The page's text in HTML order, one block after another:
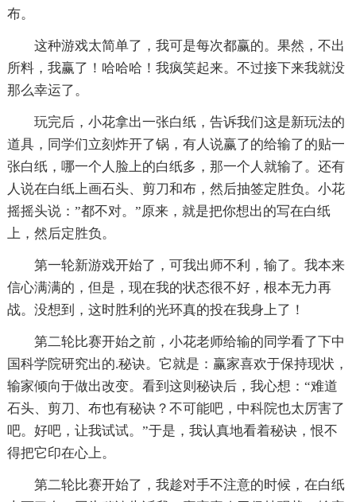
布。
这种游戏太简单了，我可是每次都赢的。果然，不出
所料，我赢了！哈哈哈！我疯笑起来。不过接下来我就没
那么幸运了。
玩完后，小花拿出一张白纸，告诉我们这是新玩法的
道具，同学们立刻炸开了锅，有人说赢了的给输了的贴一
张白纸，哪一个人脸上的白纸多，那一个人就输了。还有
人说在白纸上画石头、剪刀和布，然后抽签定胜负。小花
摇摇头说：”都不对。”原来，就是把你想出的写在白纸
上，然后定胜负。
第一轮新游戏开始了，可我出师不利，输了。我本来
信心满满的，但是，现在我的状态很不好，根本无力再
战。没想到，这时胜利的光环真的投在我身上了！
第二轮比赛开始之前，小花老师给输的同学看了下中
国科学院研究出的.秘诀。它就是：赢家喜欢于保持现状，
输家倾向于做出改变。看到这则秘诀后，我心想：“难道
石头、剪刀、布也有秘诀？不可能吧，中科院也太厉害了
吧。好吧，让我试试。”于是，我认真地看着秘诀，恨不
得把它印在心上。
第二轮比赛开始了，我趁对手不注意的时候，在白纸